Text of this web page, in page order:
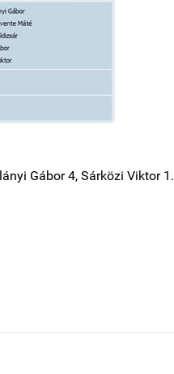
Gábor 4, Sárközi Viktor 1.